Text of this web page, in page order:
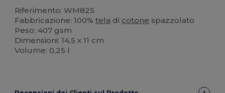
Riferimento: WM825
Fabbricazione: 100%tela di cotone spazzolato
Peso: 407 gsm
Dimensioni: 14,5 x 11 cm
Volume: 0,25 l